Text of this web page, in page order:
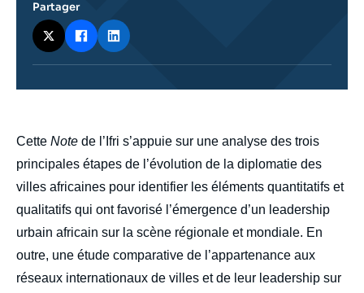
body
Cette Note de l’Ifri s’appuie sur une analyse des trois
principales étapes de l’évolution de la diplomatie des
villes africaines pour identifier les éléments quantitatifs et
qualitatifs qui ont favorisé l’émergence d’un leadership
urbain africain sur la scène régionale et mondiale. En
outre, une étude comparative de l’appartenance aux
réseaux internationaux de villes et de leur leadership sur
Partager